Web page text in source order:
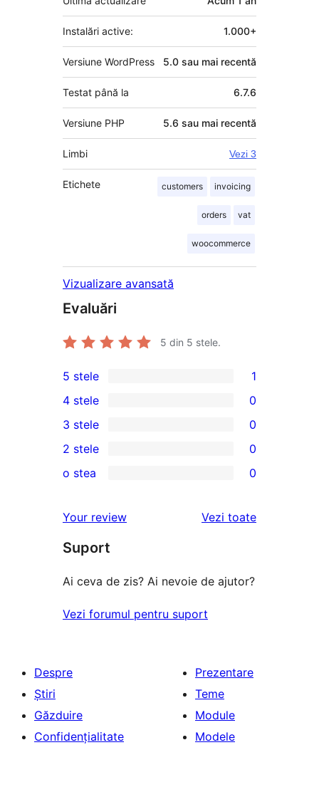
Instalări active: 1.000+
Versiune WordPress 5.0 sau mai recentă
Testat până la 6.7.6
Versiune PHP 5.6 sau mai recentă
Limbi Vezi 3
Etichete customers invoicing
orders vat
woocommerce
Vizualizare avansată
Evaluări
5 din 5 stele.
1
5
–
recenzie
(stele)
5 stele 1
4
–
recenzii
4 stele 0
0
3
–
(stele)
3 stele 0
2
recenzii
(stele)
2 stele 0
0
–
recenzii
o stea 0
Your review Vezi toaterecenziile
Suport
Ai ceva de zis? Ai nevoie de ajutor?
Vezi forumul pentru suport
Despre
Știri
Găzduire
Confidențialitate
Prezentare
Teme
Module
Modele